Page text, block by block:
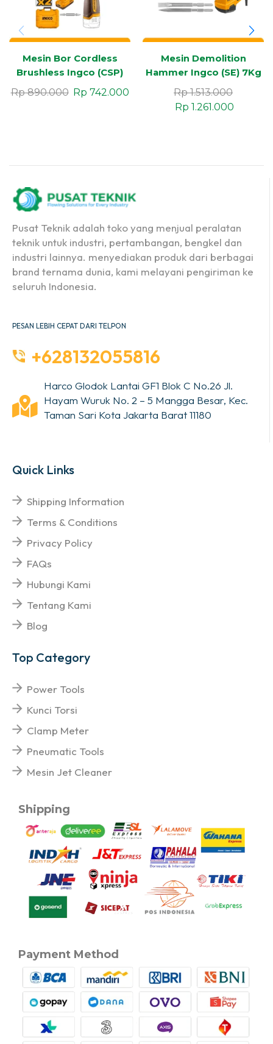
Mesin Bor Cordless
Brushless Ingco (CSP)
16V
Rp890.000 Rp 742.000
Mesin Demolition
Hammer Ingco (SE) 7Kg
Rp1.513.000
Rp 1.261.000
Pusat Teknik adalah toko yang menjual peralatan
teknik untuk industri, pertambangan, bengkel dan
industri lainnya. menyediakan produk dari berbagai
brand ternama dunia, kami melayani pengiriman ke
seluruh Indonesia.
PESAN LEBIH CEPAT DARI TELPON
+628132055816
Harco Glodok Lantai GF1 Blok C No.26 Jl.
Hayam Wuruk No. 2 – 5 Mangga Besar, Kec.
Taman Sari Kota Jakarta Barat 11180
Quick Links
Shipping Information
Terms & Conditions
Privacy Policy
FAQs
Hubungi Kami
Tentang Kami
Blog
Top Category
Power Tools
Kunci Torsi
Clamp Meter
Pneumatic Tools
Mesin Jet Cleaner
Shipping
Payment Method